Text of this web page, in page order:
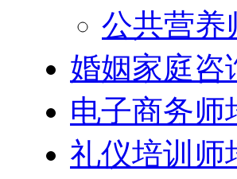
公共营养
婚姻家庭咨
电子商务师
礼仪培训师